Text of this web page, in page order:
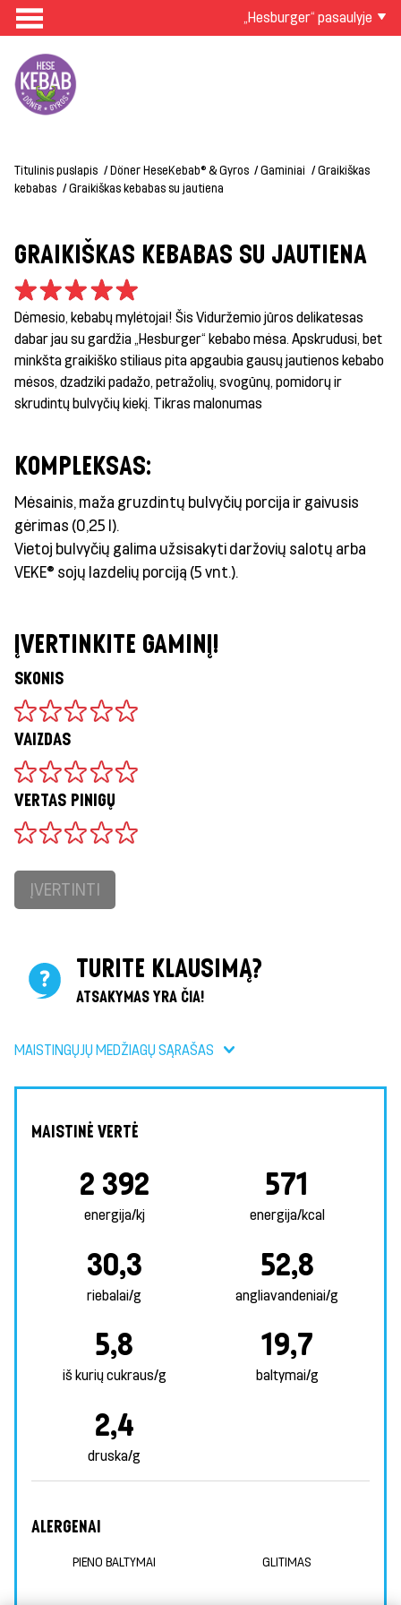
„Hesburger“ pasaulyje
Titulinis puslapis Döner HeseKebab® & Gyros Gaminiai
Graikiškas
kebabas
Graikiškas kebabas su jautiena
GRAIKIŠKAS KEBABAS SU JAUTIENA
Dėmesio, kebabų mylėtojai! Šis Viduržemio jūros delikatesas
dabar jau su gardžia „Hesburger“ kebabo mėsa. Apskrudusi, bet
minkšta graikiško stiliaus pita apgaubia gausų jautienos kebabo
mėsos, dzadziki padažo, petražolių, svogūnų, pomidorų ir
skrudintų bulvyčių kiekį. Tikras malonumas
KOMPLEKSAS:
Mėsainis, maža gruzdintų bulvyčių porcija ir gaivusis
gėrimas (0,25 l).
Vietoj bulvyčių galima užsisakyti daržovių salotų arba
VEKE® sojų lazdelių porciją (5 vnt.).
ĮVERTINKITE GAMINĮ!
SKONIS
VAIZDAS
VERTAS PINIGŲ
ĮVERTINTI
TURITE KLAUSIMĄ?
ATSAKYMAS YRA ČIA!
MAISTINGŲJŲ MEDŽIAGŲ SĄRAŠAS
MAISTINĖ VERTĖ
2 392
energija/kj
571
energija/kcal
30,3
riebalai/g
52,8
angliavandeniai/g
5,8
iš kurių cukraus/g
19,7
baltymai/g
2,4
druska/g
ALERGENAI
PIENO BALTYMAI GLITIMAS